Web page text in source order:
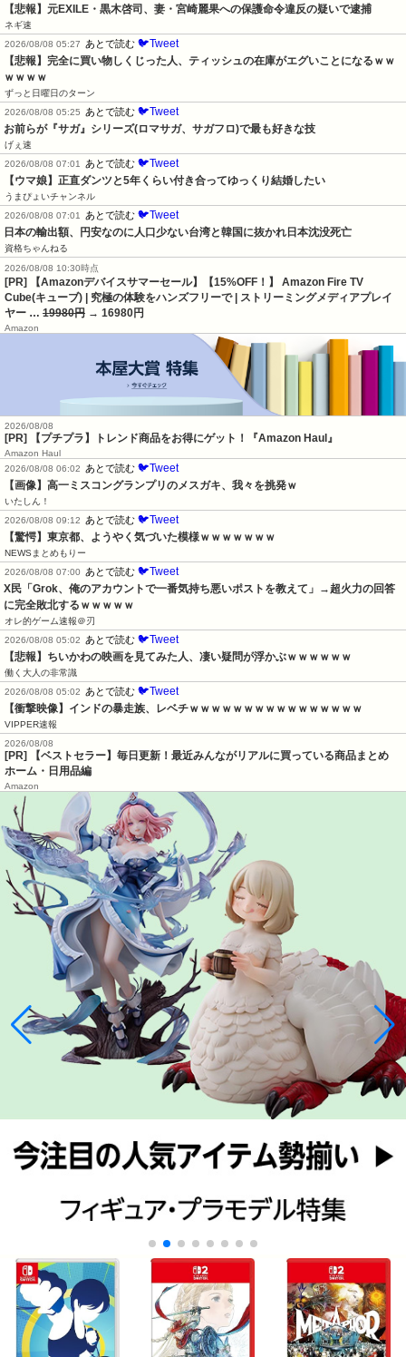
【悲報】元EXILE・黒木啓司、妻・宮崎麗果への保護命令違反の疑いで逮捕
ネギ速
2026/08/08 05:27
あとで読む 🐦Tweet
【悲報】完全に買い物しくじった人、ティッシュの在庫がエグいことになるｗｗ
ｗｗｗｗ
ずっと日曜日のターン
2026/08/08 05:25
あとで読む 🐦Tweet
お前らが『サガ』シリーズ(ロマサガ、サガフロ)で最も好きな技
げぇ速
2026/08/08 07:01
あとで読む 🐦Tweet
【ウマ娘】正直ダンツと5年くらい付き合ってゆっくり結婚したい
うまぴょいチャンネル
2026/08/08 07:01
あとで読む 🐦Tweet
日本の輸出額、円安なのに人口少ない台湾と韓国に抜かれ日本沈没死亡
資格ちゃんねる
2026/08/08 10:30時点
[PR] 【Amazonデバイスサマーセール】【15%OFF！】 Amazon Fire TV
Cube(キューブ) | 究極の体験をハンズフリーで | ストリーミングメディアプレイ
ヤー … 19980円 → 16980円
Amazon
2026/08/08
[PR] 【プチプラ】トレンド商品をお得にゲット！『Amazon Haul』
Amazon Haul
2026/08/08 06:02
あとで読む 🐦Tweet
【画像】高一ミスコングランプリのメスガキ、我々を挑発ｗ
いたしん！
2026/08/08 09:12
あとで読む 🐦Tweet
【驚愕】東京都、ようやく気づいた模様ｗｗｗｗｗｗｗ
NEWSまとめもりー
2026/08/08 07:00
あとで読む 🐦Tweet
X民「Grok、俺のアカウントで一番気持ち悪いポストを教えて」→超火力の回答
に完全敗北するｗｗｗｗｗ
オレ的ゲーム速報＠刃
2026/08/08 05:02
あとで読む 🐦Tweet
【悲報】ちいかわの映画を見てみた人、凄い疑問が浮かぶｗｗｗｗｗｗ
働く大人の非常識
2026/08/08 05:02
あとで読む 🐦Tweet
【衝撃映像】インドの暴走族、レベチｗｗｗｗｗｗｗｗｗｗｗｗｗｗｗｗ
VIPPER速報
2026/08/08
[PR] 【ベストセラー】毎日更新！最近みんながリアルに買っている商品まとめ
ホーム・日用品編
Amazon